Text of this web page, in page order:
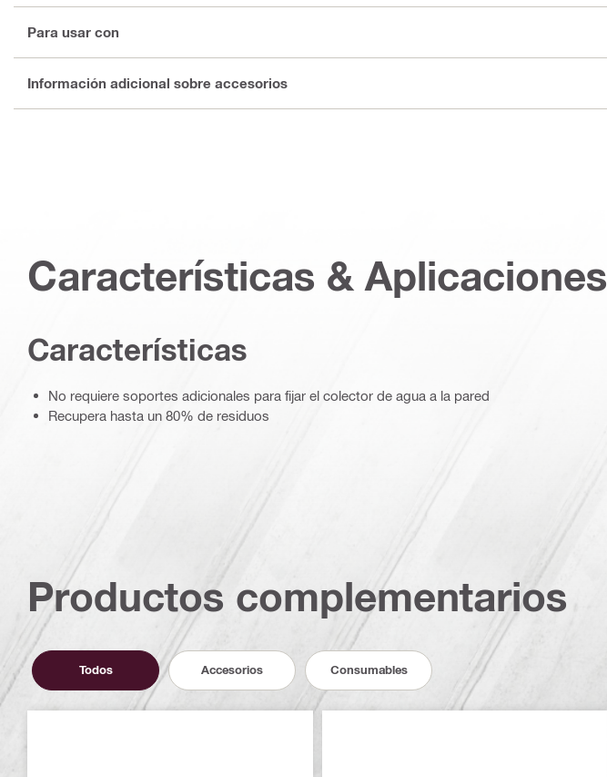
Para usar con
Información adicional sobre accesorios
Características & Aplicaciones
Características
No requiere soportes adicionales para fijar el colector de agua a la pared
Recupera hasta un 80% de residuos
Productos complementarios
Todos Accesorios Consumables